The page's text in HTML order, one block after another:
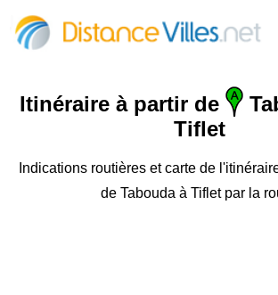
Itinéraire à partir de
Tiflet
Indications routières et carte de
de Tabouda à Tiflet par la